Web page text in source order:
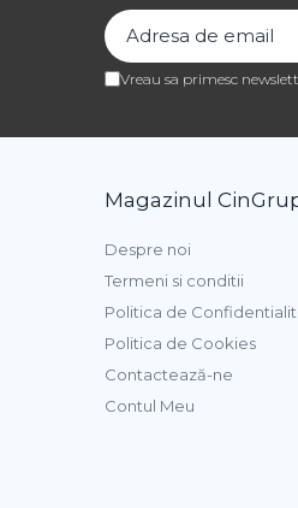
Pasta Inghetata cu Lapte
Variegato Ciocolata
Variegato Fructe
Forme Silicon Inghetata
Bastonase Lemn
Coji de Tarte
Vreau sa primesc
Magazinul
Despre noi
Termeni si conditii
Politica de
Politica de Cookies
Contactează-ne
Contul Meu